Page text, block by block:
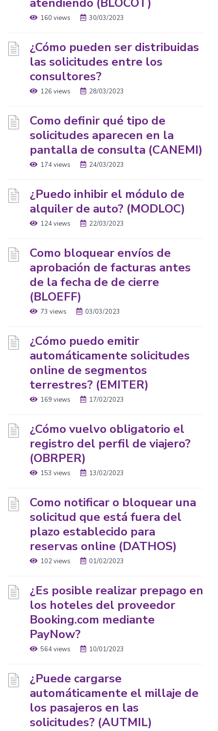
160 views 30/03/2023
¿Cómo pueden ser distribuidas
las solicitudes entre los
consultores?
126 views 28/03/2023
Como definir qué tipo de
solicitudes aparecen en la
pantalla de consulta (CANEMI)
174 views 24/03/2023
¿Puedo inhibir el módulo de
alquiler de auto? (MODLOC)
124 views 22/03/2023
Como bloquear envíos de
aprobación de facturas antes
de la fecha de de cierre
(BLOEFF)
73 views 03/03/2023
¿Cómo puedo emitir
automáticamente solicitudes
online de segmentos
terrestres? (EMITER)
169 views 17/02/2023
¿Cómo vuelvo obligatorio el
registro del perfil de viajero?
(OBRPER)
153 views 13/02/2023
Como notificar o bloquear una
solicitud que está fuera del
plazo establecido para
reservas online (DATHOS)
102 views 01/02/2023
¿Es posible realizar prepago en
los hoteles del proveedor
Booking.com mediante
PayNow?
564 views 10/01/2023
¿Puede cargarse
automáticamente el millaje de
los pasajeros en las
solicitudes? (AUTMIL)